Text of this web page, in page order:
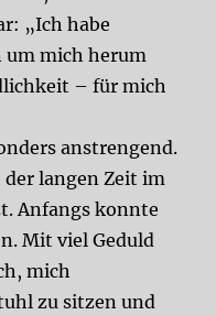
„Ich habe
um mich herum
– für mich
anstrengend.
langen Zeit im
Anfangs konnte
Mit viel Geduld
mich
zu sitzen und